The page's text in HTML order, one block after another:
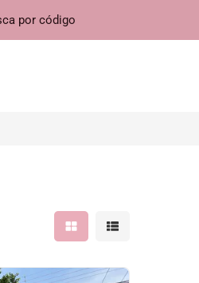
Mostrar resultados em
Mostrar